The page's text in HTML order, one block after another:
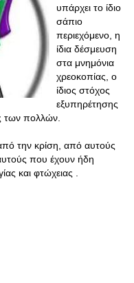
υπάρχει το ίδιο
σάπιο
περιεχόμενο, η
ίδια δέσμευση
στα μνημόνια
χρεοκοπίας, ο
ίδιος στόχος
εξυπηρέτησης
των πολλών.
την κρίση, από αυτούς
που έχουν ήδη
και φτώχειας .